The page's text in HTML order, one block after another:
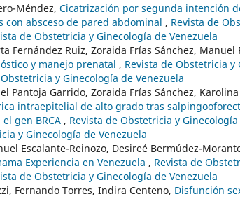
Méndez, Cicatrización por segunda intención
con absceso de pared abdominal , Revista de
de Obstetricia y Ginecología de Venezuela
Fernández Ruiz, Zoraida Frías Sánchez, Manuel
y manejo prenatal , Revista de Obstetricia y
y Ginecología de Venezuela
Pantoja Garrido, Zoraida Frías Sánchez,
intraepitelial de alto grado tras
gen BRCA , Revista de Obstetricia y
y Ginecología de Venezuela
Escalante-Reinozo, Desireé Bermúdez-
Experiencia en Venezuela , Revista de
de Obstetricia y Ginecología de Venezuela
Fernando Torres, Indira Centeno, Disfunción